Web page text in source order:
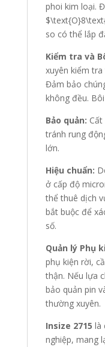
phoi kim loại.
so có thể lắp
Kiểm tra và
xuyên kiểm
Đảm bảo
không đều.
Bảo quản:
tránh rung
lớn.
Hiệu chuẩn:
ở cấp độ
thể thuê dịch
bắt buộc để
số.
Quản lý Phụ
phụ kiện rời,
thận. Nếu lựa
bảo quản pin
thường xuyên.
Insize 2715 là
nghiệp, mang